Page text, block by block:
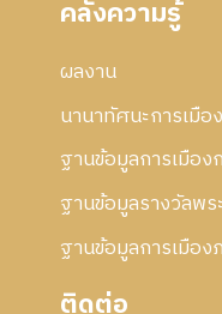
คลังความรู้
ผลงาน
นานาทัศนะการเมือ
ฐานข้อมูลการเมือ
ฐานข้อมูลรางวัลพร
ฐานข้อมูลการเมือง
ติดต่อ